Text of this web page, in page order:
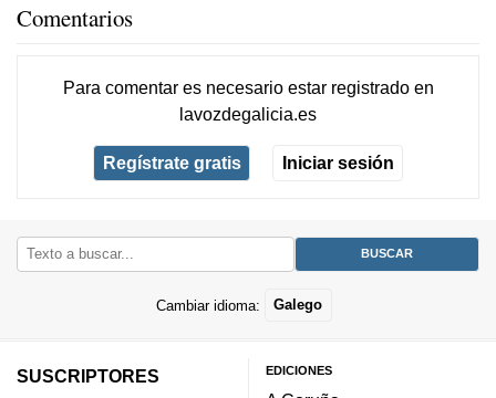
Comentarios
Para comentar es necesario estar registradoen
lavozdegalicia.es
Regístrate gratis Iniciar sesión
Cambiar idioma: Galego
SUSCRIPTORES EDICIONES